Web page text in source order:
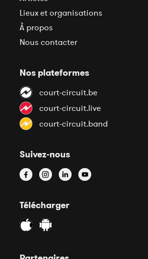
Lieux et organisations
À propos
Nous contacter
Nos plateformes
court-circuit.be
court-circuit.live
court-circuit.band
Suivez-nous
Télécharger